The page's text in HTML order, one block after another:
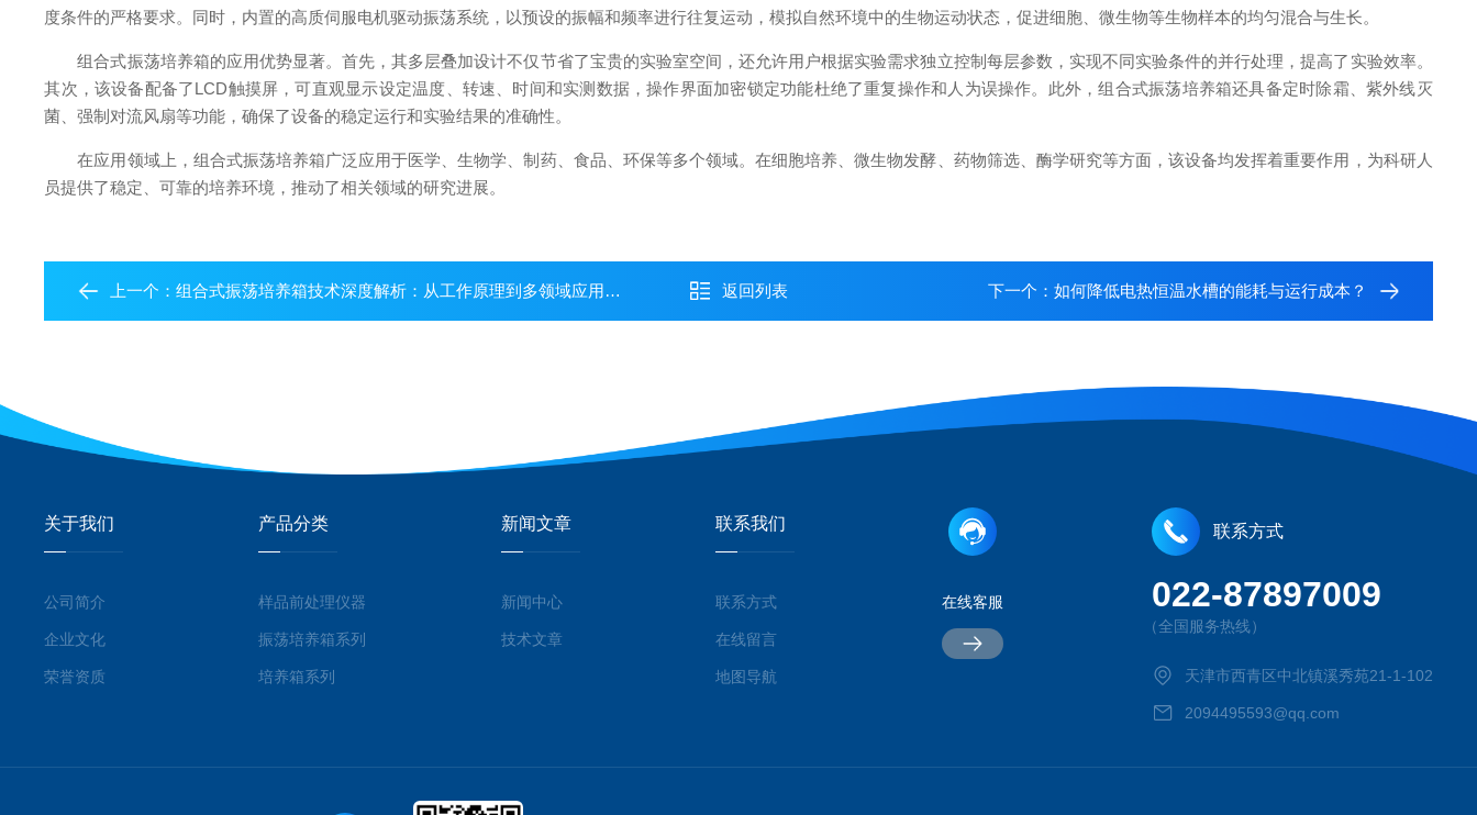
度条件的严格要求。同时，内置的高质伺服电机驱动振荡系统，以预设的振幅和频率进行往复运动，模拟自然环境中的生物运动状态，促进细胞、微生物等生物样本的均匀混合与生长。
组合式振荡培养箱的应用优势显著。首先，其多层叠加设计不仅节省了宝贵的实验室空间，还允许用户根据实验需求独立控制每层参数，实现不同实验条件的并行处理，提高了实验效率。
其次，该设备配备了LCD触摸屏，可直观显示设定温度、转速、时间和实测数据，操作界面加密锁定功能杜绝了重复操作和人为误操作。此外，组合式振荡培养箱还具备定时除霜、紫外线灭
菌、强制对流风扇等功能，确保了设备的稳定运行和实验结果的准确性。
在应用领域上，组合式振荡培养箱广泛应用于医学、生物学、制药、食品、环保等多个领域。在细胞培养、微生物发酵、药物筛选、酶学研究等方面，该设备均发挥着重要作用，为科研人
员提供了稳定、可靠的培养环境，推动了相关领域的研究进展。
上一个：组合式振荡培养箱技术深度解析：从工作原理到多领域应用实践 返回列表 下一个： 如何降低电热恒温水槽的能耗与运行成本？
关于我们
公司简介
企业文化
荣誉资质
产品分类
样品前处理仪器
振荡培养箱系列
培养箱系列
新闻文章
新闻中心
技术文章
联系我们
联系方式
在线留言
地图导航
在线客服
联系方式
022-87897009
（全国服务热线）
天津市西青区中北镇溪秀苑21-1-102
2094495593@qq.com